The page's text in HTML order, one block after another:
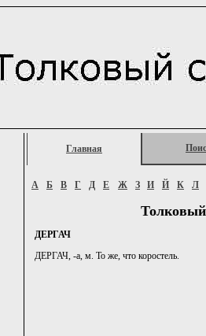
Главная
А Б В Г Д Е Ж З И Й К Л
ДЕРГАЧ
ДЕРГАЧ, -а, м. То же, что коростель.